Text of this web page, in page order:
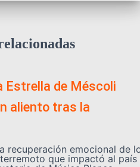
Estrella de Méscoli
aliento tras la
recuperación emocional de
que impactó al país